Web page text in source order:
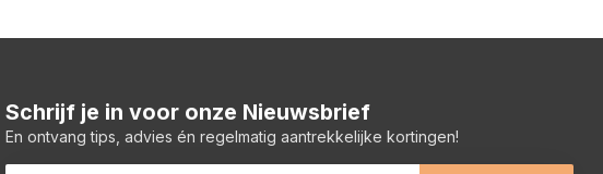
Schrijf je in voor onze Nieuwsbrief
En ontvang tips, advies én regelmatig aantrekkelijke kortingen!